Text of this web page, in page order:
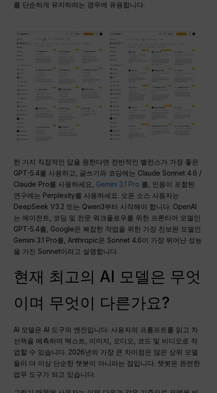
를 단순하게 유지하려는 경우에 유용합니다.
한 가지 직접적인 답을 원한다면 전반적인 밸런스가 가장 좋은
GPT-5.4를 사용하고, 글쓰기와 코딩에는 Claude Sonnet 4.6 /
Claude Pro를 사용하세요, Gemini 3.1 Pro 를, 인용이 포함된
연구에는 Perplexity를 사용하세요. 오픈 소스 사용자는
DeepSeek V3.2 또는 Qwen3부터 시작해야 합니다. OpenAI
는 에이전트, 코딩 및 전문 워크플로우를 위한 프론티어 모델인
GPT-5.4를, Google은 복잡한 작업을 위한 가장 진보된 모델인
Gemini 3.1 Pro를, Anthropic은 Sonnet 4.6이 가장 뛰어난 성능
을 가진 Sonnet이라고 설명합니다.
현재 최고의 AI 모델은 무엇
이며 무엇이 다른가요?
AI 모델은 AI 도구의 엔진입니다. 사용자의 프롬프트를 읽고 차
선책을 예측하며 텍스트, 이미지, 오디오, 코드 및 비디오로 작
업할 수 있습니다. 2026년의 가장 큰 차이점은 많은 상위 모델
들이 더 이상 단순한 챗봇이 아니라는 점입니다. 챗봇은 완전한
업무 도구가 되고 있습니다.